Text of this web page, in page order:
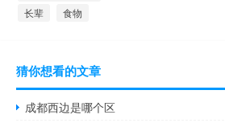
长辈 食物
猜你想看的文章
成都西边是哪个区